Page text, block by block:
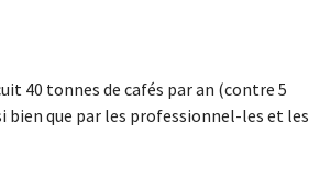
40 tonnes de cafés par an (contre 5
bien que par les professionnel-les et les